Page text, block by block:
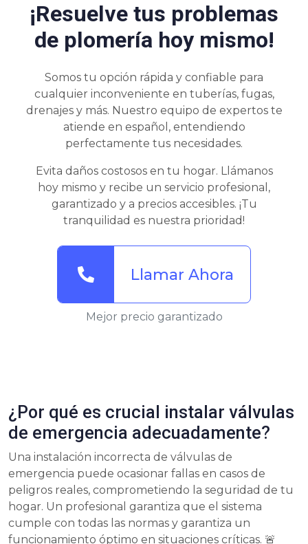
¡Resuelve tus problemas
de plomería hoy mismo!
Somos tu opción rápida y confiable para
cualquier inconveniente en tuberías, fugas,
drenajes y más. Nuestro equipo de expertos te
atiende en español, entendiendo
perfectamente tus necesidades.
Evita daños costosos en tu hogar. Llámanos
hoy mismo y recibe un servicio profesional,
garantizado y a precios accesibles. ¡Tu
tranquilidad es nuestra prioridad!
Llamar Ahora
Mejor precio garantizado
¿Por qué es crucial instalar válvulas
de emergencia adecuadamente?
Una instalación incorrecta de válvulas de
emergencia puede ocasionar fallas en casos de
peligros reales, comprometiendo la seguridad de tu
hogar. Un profesional garantiza que el sistema
cumple con todas las normas y garantiza un
funcionamiento óptimo en situaciones críticas. 🚨